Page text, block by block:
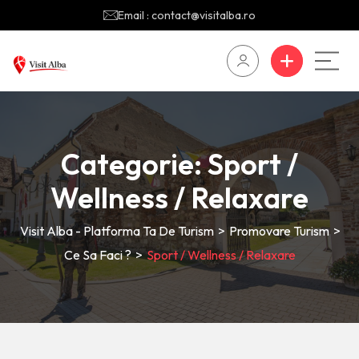
Email : contact@visitalba.ro
Categorie:Sport /
Wellness / Relaxare
Visit Alba - Platforma Ta De Turism >Promovare Turism >
Ce Sa Faci ?>Sport / Wellness / Relaxare